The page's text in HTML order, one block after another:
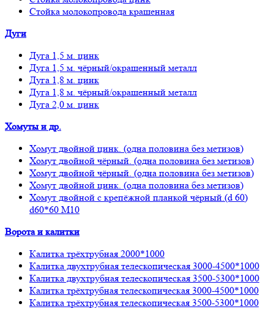
Стойка молокопровода крашенная
Дуги
Дуга 1,5 м. цинк
Дуга 1,5 м. чёрный/окрашенный металл
Дуга 1,8 м. цинк
Дуга 1,8 м. чёрный/окрашенный металл
Дуга 2,0 м. цинк
Хомуты и др.
Хомут двойной цинк. (одна половина без метизов)
Хомут двойной чёрный. (одна половина без метизов)
Хомут двойной чёрный. (одна половина без метизов)
Хомут двойной цинк. (одна половина без метизов)
Хомут двойной с крепёжной планкой чёрный.(d 60)
d60*60 М10
Ворота и калитки
Калитка трёхтрубная 2000*1000
Калитка двухтрубная телескопическая 3000-4500*1000
Калитка двухтрубная телескопическая 3500-5300*1000
Калитка трёхтрубная телескопическая 3000-4500*1000
Калитка трёхтрубная телескопическая 3500-5300*1000